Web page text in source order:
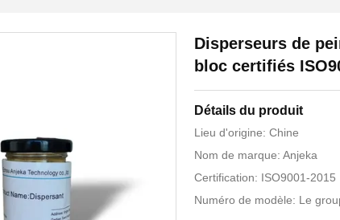
Disperseurs de
bloc certifiés
Détails du produit
Lieu d'origine: Chine
Nom de marque: Anjeka
Certification: ISO9001-2015
Numéro de modèle: Le